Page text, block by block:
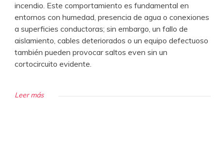
incendio. Este comportamiento es fundamental en
entornos con humedad, presencia de agua o conexiones
a superficies conductoras; sin embargo, un fallo de
aislamiento, cables deteriorados o un equipo defectuoso
también pueden provocar saltos even sin un
cortocircuito evidente.
Leer más